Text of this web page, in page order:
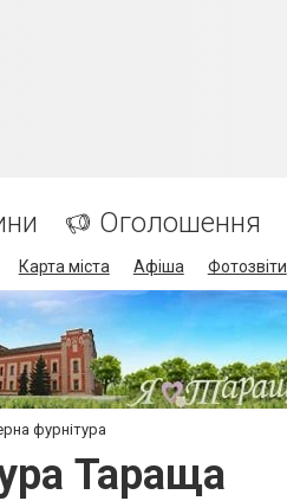
Оголошення
Карта міста Афіша Фотозвіти
фурнітура
Тараща